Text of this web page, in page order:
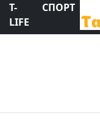
T-
LIFE
СПОРТ